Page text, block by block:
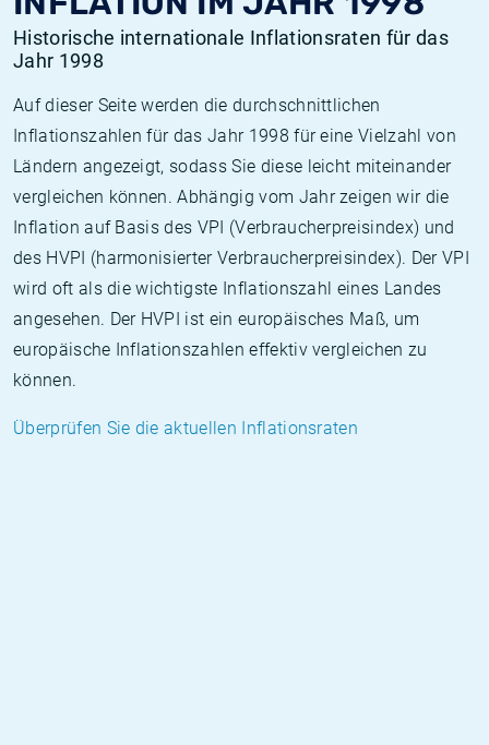
Historische internationale Inflationsraten für das
Jahr 1998
Auf dieser Seite werden die durchschnittlichen
Inflationszahlen für das Jahr 1998 für eine Vielzahl von
Ländern angezeigt, sodass Sie diese leicht miteinander
vergleichen können. Abhängig vom Jahr zeigen wir die
Inflation auf Basis des VPI (Verbraucherpreisindex) und
des HVPI (harmonisierter Verbraucherpreisindex). Der VPI
wird oft als die wichtigste Inflationszahl eines Landes
angesehen. Der HVPI ist ein europäisches Maß, um
europäische Inflationszahlen effektiv vergleichen zu
können.
Überprüfen Sie die aktuellen Inflationsraten